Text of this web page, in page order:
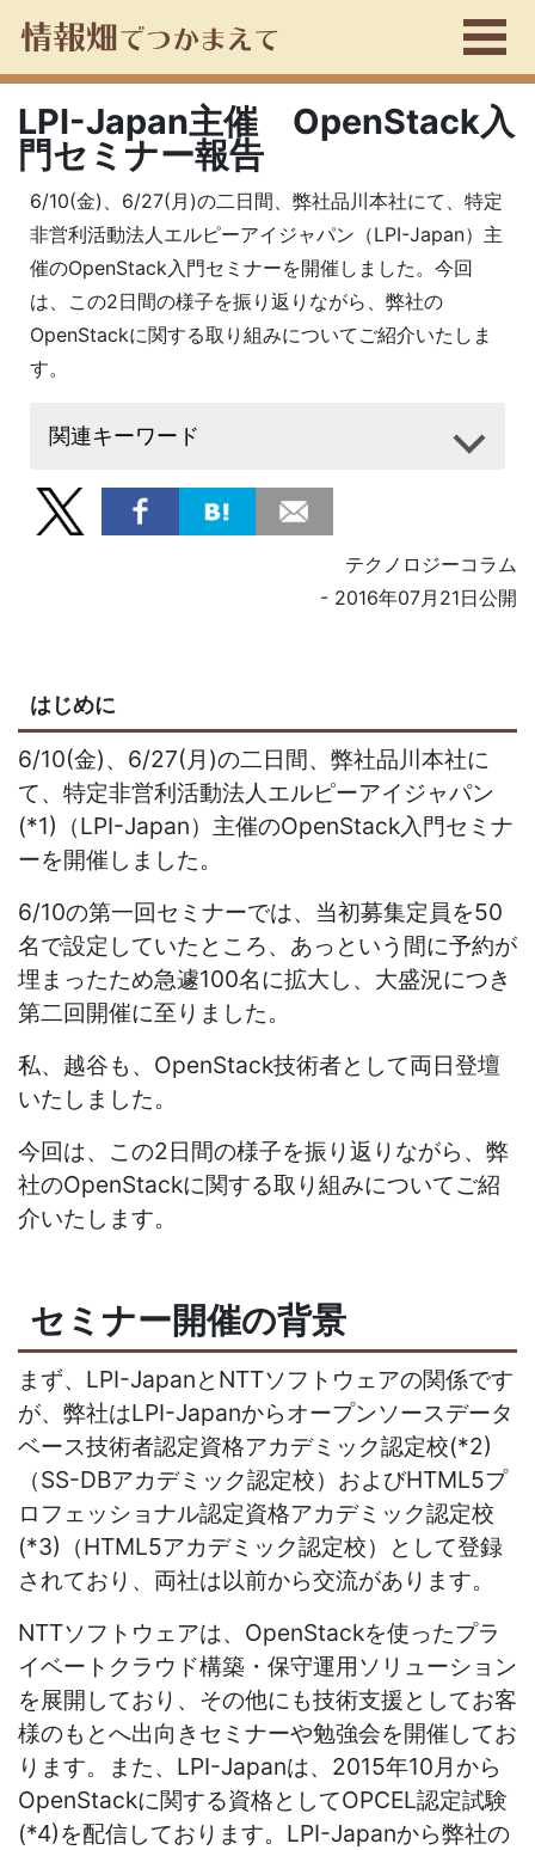
LPI-Japan主催 OpenStack入
門セミナー報告
6/10(金)、6/27(月)の二日間、弊社品川本社にて、特定
非営利活動法人エルピーアイジャパン（LPI-Japan）主
催のOpenStack入門セミナーを開催しました。今回
は、この2日間の様子を振り返りながら、弊社の
OpenStackに関する取り組みについてご紹介いたしま
す。
関連キーワード
テクノロジーコラム
- 2016年07月21日公開
はじめに
6/10(金)、6/27(月)の二日間、弊社品川本社に
て、特定非営利活動法人エルピーアイジャパン
(*1)（LPI-Japan）主催のOpenStack入門セミナ
ーを開催しました。
6/10の第一回セミナーでは、当初募集定員を50
名で設定していたところ、あっという間に予約が
埋まったため急遽100名に拡大し、大盛況につき
第二回開催に至りました。
私、越谷も、OpenStack技術者として両日登壇
いたしました。
今回は、この2日間の様子を振り返りながら、弊
社のOpenStackに関する取り組みについてご紹
介いたします。
セミナー開催の背景
まず、LPI-JapanとNTTソフトウェアの関係です
が、弊社はLPI-Japanからオープンソースデータ
ベース技術者認定資格アカデミック認定校(*2)
（SS-DBアカデミック認定校）およびHTML5プ
ロフェッショナル認定資格アカデミック認定校
(*3)（HTML5アカデミック認定校）として登録
されており、両社は以前から交流があります。
NTTソフトウェアは、OpenStackを使ったプラ
イベートクラウド構築・保守運用ソリューション
を展開しており、その他にも技術支援としてお客
様のもとへ出向きセミナーや勉強会を開催してお
ります。また、LPI-Japanは、2015年10月から
OpenStackに関する資格としてOPCEL認定試験
(*4)を配信しております。LPI-Japanから弊社の